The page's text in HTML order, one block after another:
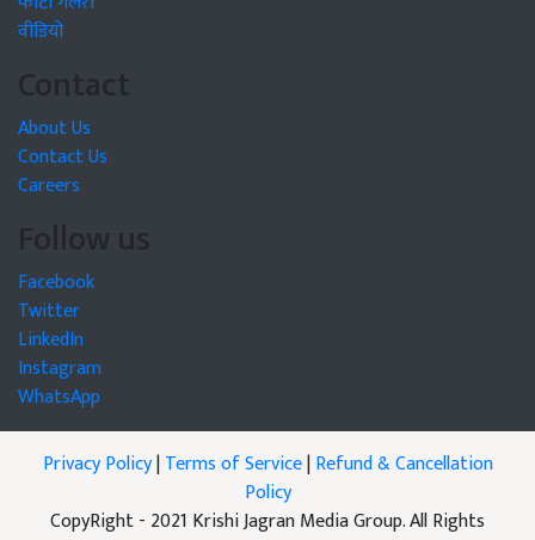
वीडियो
Contact
About Us
Contact Us
Careers
Follow us
Facebook
Twitter
LinkedIn
Instagram
WhatsApp
Privacy Policy|Terms of Service|Refund & Cancellation
Policy
CopyRight - 2021 Krishi Jagran Media Group. All Rights